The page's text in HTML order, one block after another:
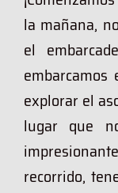
la mañana,
el
explorar el
lugar que
recorrido,